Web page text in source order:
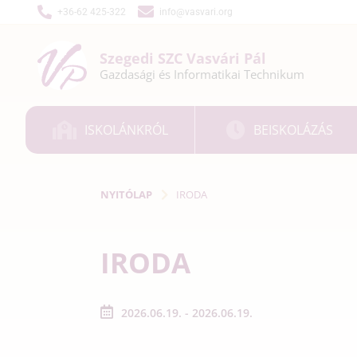
+36-62 425-322 info@vasvari.org
Szegedi SZC Vasvári Pál
Gazdasági és Informatikai Technikum
ISKOLÁNKRÓL BEISKOLÁZÁS
NYITÓLAP IRODA
IRODA
2026.06.19. - 2026.06.19.